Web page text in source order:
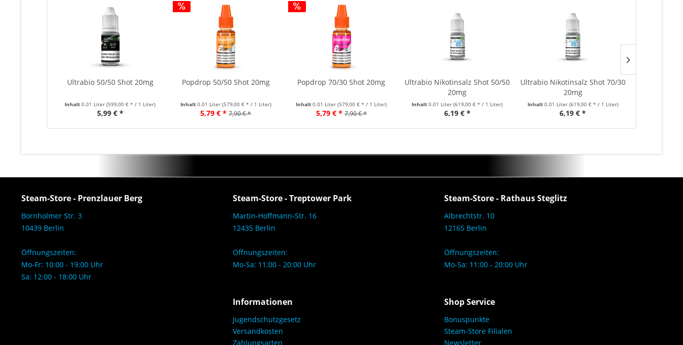
Ultrabio 50/50 Shot 20mg
Inhalt0.01 Liter(599,00 € * / 1 Liter)
5,99 € *
Popdrop 50/50 Shot 20mg
Inhalt 0.01 Liter (579,00 € * / 1 Liter)
5,79 € * 7,90 € *
Popdrop 70/30 Shot 20mg
Inhalt0.01 Liter(579,00 € * / 1 Liter)
5,79 € * 7,90 € *
Ultrabio Nikotinsalz Shot 50/50
20mg
Inhalt0.01 Liter(619,00 € * / 1 Liter)
6,19 € *
Ultrabio Nikotinsalz Shot 70/30
20mg
Inhalt 0.01 Liter (619,00 € * / 1 Liter)
6,19 € *
Steam-Store - Prenzlauer Berg
Bornholmer Str. 3
10439 Berlin
Öffnungszeiten:
Mo-Fr: 10:00 - 19:00 Uhr
Sa: 12:00 - 18:00 Uhr
Steam-Store - Treptower Park
Martin-Hoffmann-Str. 16
12435 Berlin
Öffnungszeiten:
Mo-Sa: 11:00 - 20:00 Uhr
Steam-Store - Rathaus Steglitz
Albrechtstr. 10
12165 Berlin
Öffnungszeiten:
Mo-Sa: 11:00 - 20:00 Uhr
Informationen
Jugendschutzgesetz
Versandkosten
Zahlungsarten
Shop Service
Bonuspunkte
Steam-Store Filialen
Newsletter